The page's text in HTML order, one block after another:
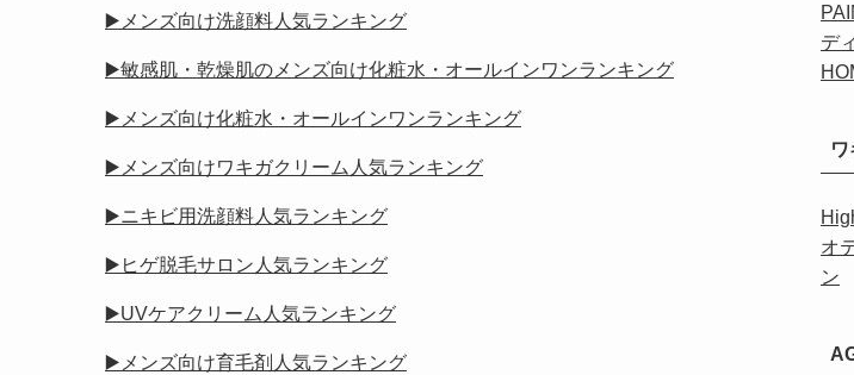
▶️メンズ向け洗顔料人気ランキング
▶️敏感肌・乾燥肌のメンズ向け化粧水・オールインワンランキング
▶️メンズ向け化粧水・オールインワンランキング
▶️メンズ向けワキガクリーム人気ランキング
▶️ニキビ用洗顔料人気ランキング
▶️ヒゲ脱毛サロン人気ランキング
▶️UVケアクリーム人気ランキング
▶️メンズ向け育毛剤人気ランキング
ディ
オ
ン